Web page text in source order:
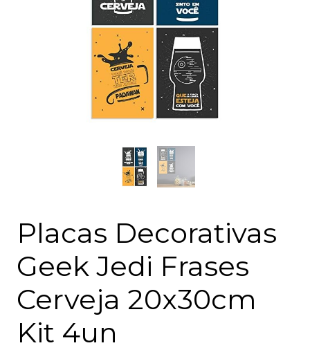
Placas Decorativas
Geek Jedi Frases
Cerveja 20x30cm
Kit 4un